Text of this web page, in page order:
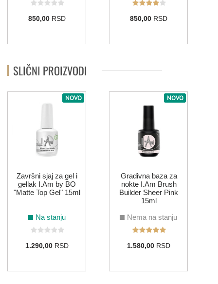
850,00RSD 850,00RSD
SLIČNI PROIZVODI
NOVO
Završni sjaj za gel i
gellak I.Am by BO
"Matte Top Gel" 15ml
Na stanju
1.290,00RSD
NOVO
Gradivna baza za
nokte I.Am Brush
Builder Sheer Pink
15ml
Nema na stanju
1.580,00RSD